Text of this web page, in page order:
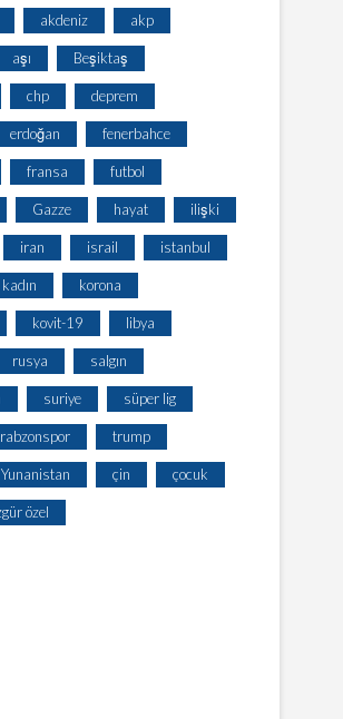
akdeniz akp
aşı Beşiktaş
chp deprem
erdoğan fenerbahce
fransa futbol
Gazze hayat ilişki
iran israil istanbul
kadın korona
kovit-19 libya
rusya salgın
suriye süper lig
trump
Yunanistan çin çocuk
özel